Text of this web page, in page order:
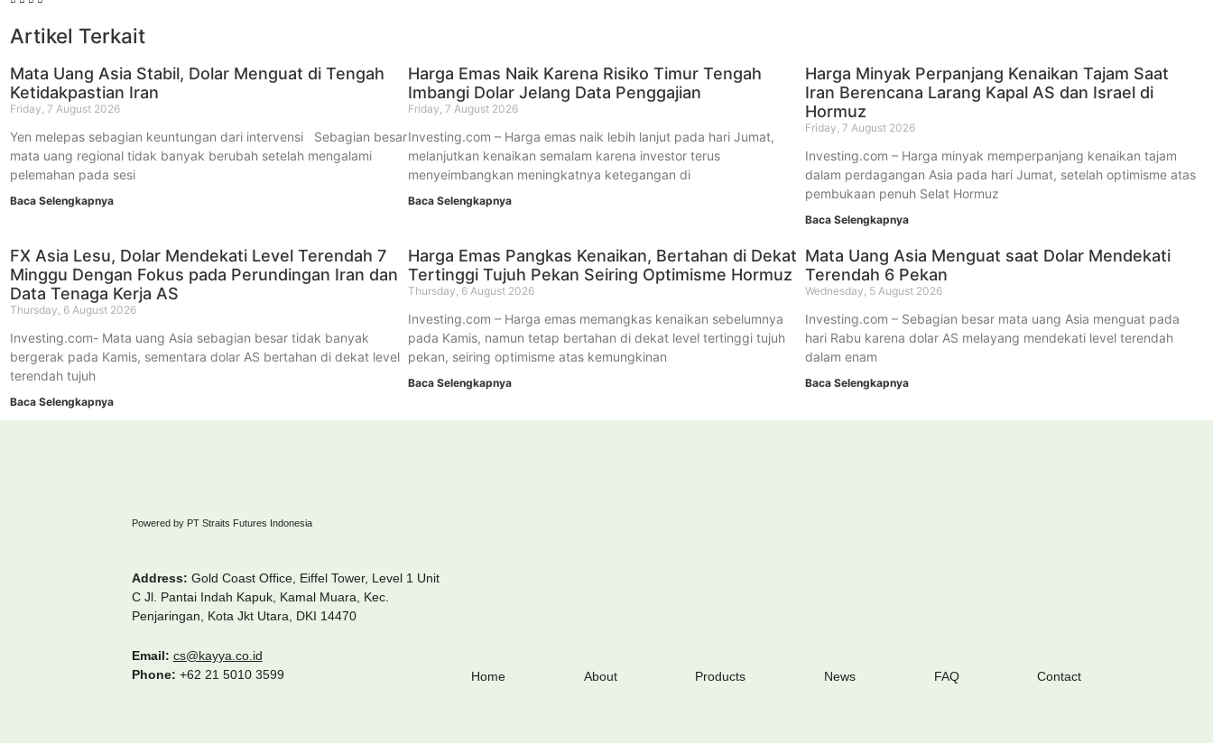
Artikel Terkait
Mata Uang Asia Stabil, Dolar Menguat di Tengah
Ketidakpastian Iran
Friday, 7 August 2026
Yen melepas sebagian keuntungan dari intervensi Sebagian besar
mata uang regional tidak banyak berubah setelah mengalami
pelemahan pada sesi
Baca Selengkapnya
Harga Emas Naik Karena Risiko Timur Tengah
Imbangi Dolar Jelang Data Penggajian
Friday, 7 August 2026
Investing.com – Harga emas naik lebih lanjut pada hari Jumat,
melanjutkan kenaikan semalam karena investor terus
menyeimbangkan meningkatnya ketegangan di
Baca Selengkapnya
Harga Minyak Perpanjang Kenaikan Tajam Saat
Iran Berencana Larang Kapal AS dan Israel di
Hormuz
Friday, 7 August 2026
Investing.com – Harga minyak memperpanjang kenaikan tajam
dalam perdagangan Asia pada hari Jumat, setelah optimisme atas
pembukaan penuh Selat Hormuz
Baca Selengkapnya
FX Asia Lesu, Dolar Mendekati Level Terendah 7
Minggu Dengan Fokus pada Perundingan Iran dan
Data Tenaga Kerja AS
Thursday, 6 August 2026
Investing.com- Mata uang Asia sebagian besar tidak banyak
bergerak pada Kamis, sementara dolar AS bertahan di dekat level
terendah tujuh
Baca Selengkapnya
Harga Emas Pangkas Kenaikan, Bertahan di Dekat
Tertinggi Tujuh Pekan Seiring Optimisme Hormuz
Thursday, 6 August 2026
Investing.com – Harga emas memangkas kenaikan sebelumnya
pada Kamis, namun tetap bertahan di dekat level tertinggi tujuh
pekan, seiring optimisme atas kemungkinan
Baca Selengkapnya
Mata Uang Asia Menguat saat Dolar Mendekati
Terendah 6 Pekan
Wednesday, 5 August 2026
Investing.com – Sebagian besar mata uang Asia menguat pada
hari Rabu karena dolar AS melayang mendekati level terendah
dalam enam
Baca Selengkapnya
Powered by PT Straits Futures Indonesia
Address: Gold Coast Office, Eiffel Tower, Level 1 Unit
C Jl. Pantai Indah Kapuk, Kamal Muara, Kec.
Penjaringan, Kota Jkt Utara, DKI 14470
Email: cs@kayya.co.id
Phone: +62 21 5010 3599 Home About Products News FAQ Contact